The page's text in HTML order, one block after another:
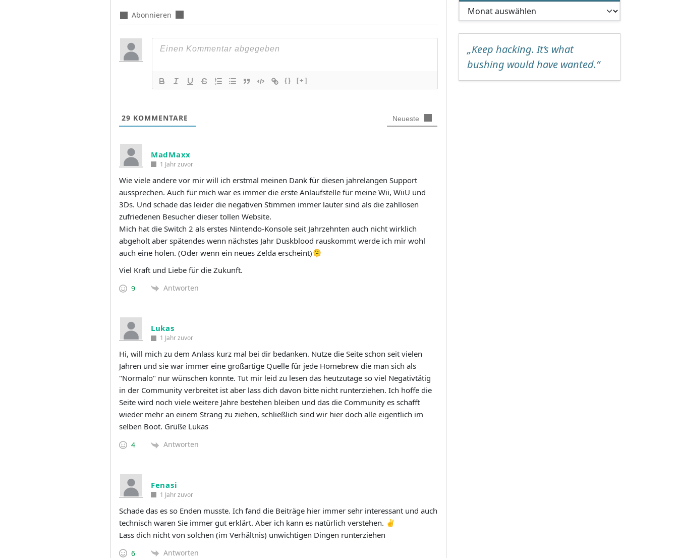
Abonnieren
{} [+]
29 KOMMENTARE Neueste
MadMaxx
1 Jahr zuvor
Wie viele andere vor mir will ich erstmal meinen Dank für diesen jahrelangen Support
aussprechen. Auch für mich war es immer die erste Anlaufstelle für meine Wii, WiiU und
3Ds. Und schade das leider die negativen Stimmen immer lauter sind als die zahllosen
zufriedenen Besucher dieser tollen Website.
Mich hat die Switch 2 als erstes Nintendo-Konsole seit Jahrzehnten auch nicht wirklich
abgeholt aber spätendes wenn nächstes Jahr Duskblood rauskommt werde ich mir wohl
auch eine holen. (Oder wenn ein neues Zelda erscheint)🫠
Viel Kraft und Liebe für die Zukunft.
9 Antworten
Lukas
1 Jahr zuvor
Hi, will mich zu dem Anlass kurz mal bei dir bedanken. Nutze die Seite schon seit vielen
Jahren und sie war immer eine großartige Quelle für jede Homebrew die man sich als
"Normalo" nur wünschen konnte. Tut mir leid zu lesen das heutzutage so viel Negativtätig
in der Community verbreitet ist aber lass dich davon bitte nicht runterziehen. Ich hoffe die
Seite wird noch viele weitere Jahre bestehen bleiben und das die Community es schafft
wieder mehr an einem Strang zu ziehen, schließlich sind wir hier doch alle eigentlich im
selben Boot. Grüße Lukas
4 Antworten
Fenasi
1 Jahr zuvor
Schade das es so Enden musste. Ich fand die Beiträge hier immer sehr interessant und auch
technisch waren Sie immer gut erklärt. Aber ich kann es natürlich verstehen. ✌️
Lass dich nicht von solchen (im Verhältnis) unwichtigen Dingen runterziehen
6 Antworten
„Keep hacking. It’s what
bushing would have wanted.“